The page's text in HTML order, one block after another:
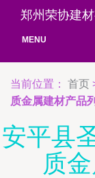
郑州荣协建
MENU
当前位置： 首页
质金属建材产品
安平县
质